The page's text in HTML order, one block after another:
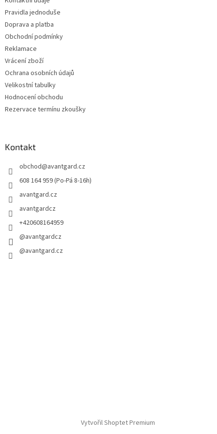
Pravidla jednoduše
Doprava a platba
Obchodní podmínky
Reklamace
Vrácení zboží
Ochrana osobních údajů
Velikostní tabulky
Hodnocení obchodu
Rezervace termínu zkoušky
Kontakt
obchod@avantgard.cz
608 164 959 (Po-Pá 8-16h)
avantgard.cz
avantgardcz
+420608164959
@avantgardcz
@avantgard.cz
Vytvořil Shoptet Premium